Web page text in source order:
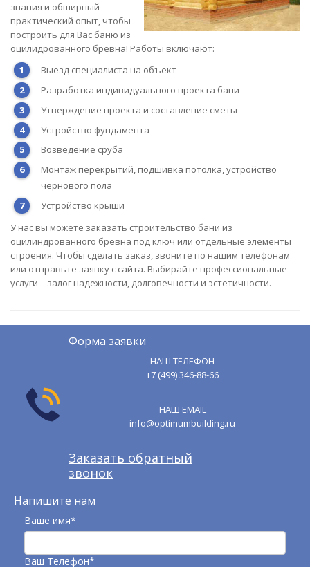
знания и обширный
практический опыт, чтобы
построить для Вас баню из
оцилидрованного бревна! Работы включают:
Выезд специалиста на объект
Разработка индивидуального проекта бани
Утверждение проекта и составление сметы
Устройство фундамента
Возведение сруба
Монтаж перекрытий, подшивка потолка, устройство
чернового пола
Устройство крыши
У нас вы можете заказать строительство бани из
оцилиндрованного бревна под ключ или отдельные элементы
строения. Чтобы сделать заказ, звоните по нашим телефонам
или отправьте заявку с сайта. Выбирайте профессиональные
услуги – залог надежности, долговечности и эстетичности.
Форма заявки
НАШ ТЕЛЕФОН
+7 (499) 346-88-66
НАШ EMAIL
info@optimumbuilding.ru
Заказать обратный
звонок
Напишите нам
Ваше имя*
Ваш Телефон*